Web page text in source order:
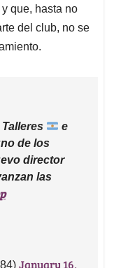
que, hasta no
del club, no se
e
de los
director
las
January 16,